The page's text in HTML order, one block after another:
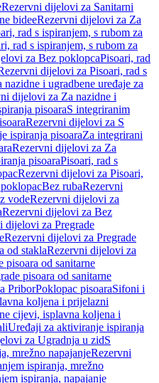
Rezervni dijelovi za Sanitarni
bideeRezervni dijelovi za Za
rad s ispiranjem, s rubom za
rad s ispiranjem, s rubom za
za Bez poklopcaPisoari, rad
dijelovi za Pisoari, rad s
nazidne i ugradbene uređaje za
dijelovi za Za nazidne i
pisoaraS integriranim
Rezervni dijelovi za S
ispiranja pisoaraZa integrirani
Rezervni dijelovi za Za
pisoaraPisoari, rad s
Rezervni dijelovi za Pisoari,
Bez rubaRezervni
vodeRezervni dijelovi za
Rezervni dijelovi za Bez
dijelovi za Pregrade
Rezervni dijelovi za Pregrade
od staklaRezervni dijelovi za
pisoara od sanitarne
pisoara od sanitarne
PriborPoklopac pisoaraSifoni i
koljena i prijelazni
cijevi, isplavna koljena i
Uređaji za aktiviranje ispiranja
za Ugradnja u zidS
mrežno napajanjeRezervni
ispiranja, mrežno
ispiranja, napajanje